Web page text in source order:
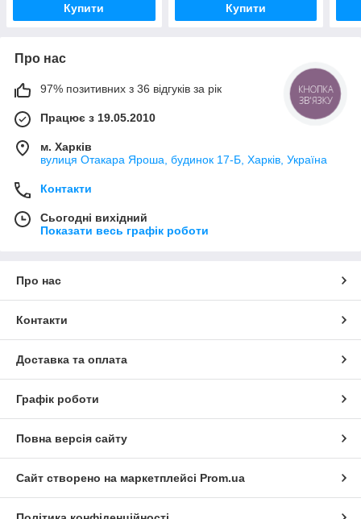
Купити Купити
Про нас
97% позитивних з 36 відгуків за рік
Працює з 19.05.2010
м. Харків
вулиця Отакара Яроша, будинок 17-Б, Харків, Україна
Контакти
Сьогодні вихідний
Показати весь графік роботи
Про нас
Контакти
Доставка та оплата
Графік роботи
Повна версія сайту
Сайт створено на маркетплейсі Prom.ua
КНОПКА
ЗВ'ЯЗКУ